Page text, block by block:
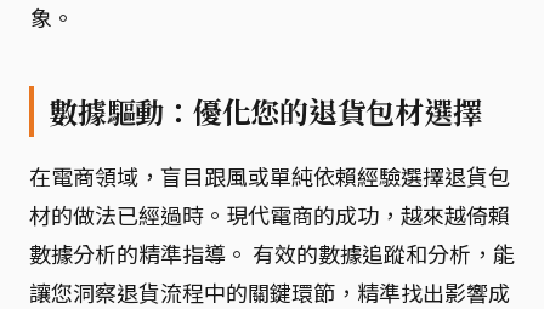
象。
數據驅動：優化您的退貨包材選擇
在電商領域，盲目跟風或單純依賴經驗選擇退貨包
材的做法已經過時。現代電商的成功，越來越倚賴
數據分析的精準指導。 有效的數據追蹤和分析，能
讓您洞察退貨流程中的關鍵環節，精準找出影響成